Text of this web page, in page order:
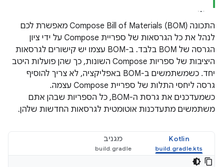
התכונה Compose Bill of Materials (BOM) מאפשרת לכם
לנהל את כל הגרסאות של ספריית Compose על ידי ציון
הגרסה של BOM בלבד. ב-BOM עצמו יש קישורים לגרסאות
היציבות של ספריות Compose השונות, כך שהן פועלות היטב
יחד. כשמשתמשים ב-BOM באפליקציה, לא צריך להוסיף
גרסה ליחסי התלות של ספריית Compose עצמה.
כשמעדכנים את גרסת ה-BOM, כל הספריות שבהן אתם
משתמשים מתעדכנות אוטומטית לגרסאות החדשות שלהן.
Kotlin מגניב